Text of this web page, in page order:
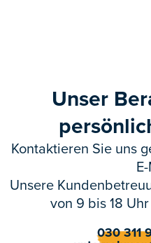
Unser
Kontaktieren Sie uns
Unsere
von 9 bis 18
030 311